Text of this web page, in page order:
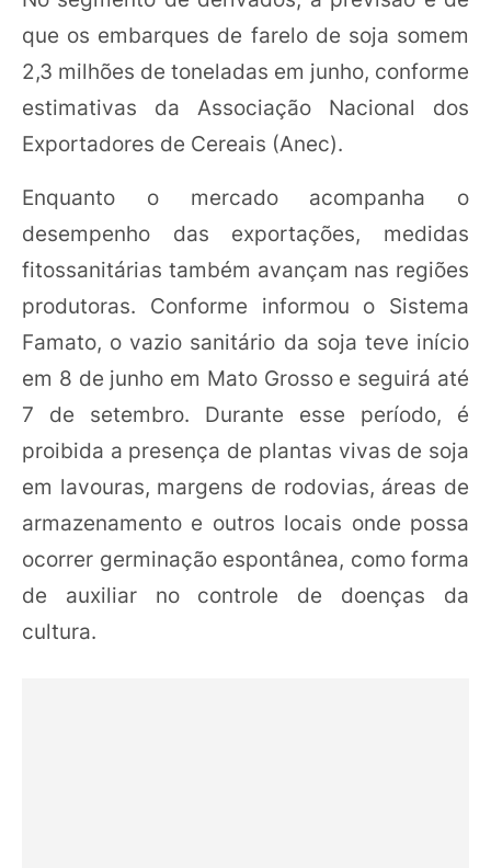
que os embarques de farelo de soja somem
2,3 milhões de toneladas em junho, conforme
estimativas da Associação Nacional dos
Exportadores de Cereais (Anec).
Enquanto o mercado acompanha o
desempenho das exportações, medidas
fitossanitárias também avançam nas regiões
produtoras. Conforme informou o Sistema
Famato, o vazio sanitário da soja teve início
em 8 de junho em Mato Grosso e seguirá até
7 de setembro. Durante esse período, é
proibida a presença de plantas vivas de soja
em lavouras, margens de rodovias, áreas de
armazenamento e outros locais onde possa
ocorrer germinação espontânea, como forma
de auxiliar no controle de doenças da
cultura.